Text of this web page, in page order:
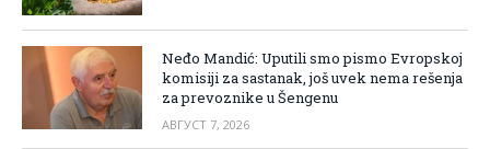
Neđo Mandić: Uputili smo pismo Evropskoj
komisiji za sastanak, još uvek nema rešenja
za prevoznike u Šengenu
АВГУСТ 7, 2026